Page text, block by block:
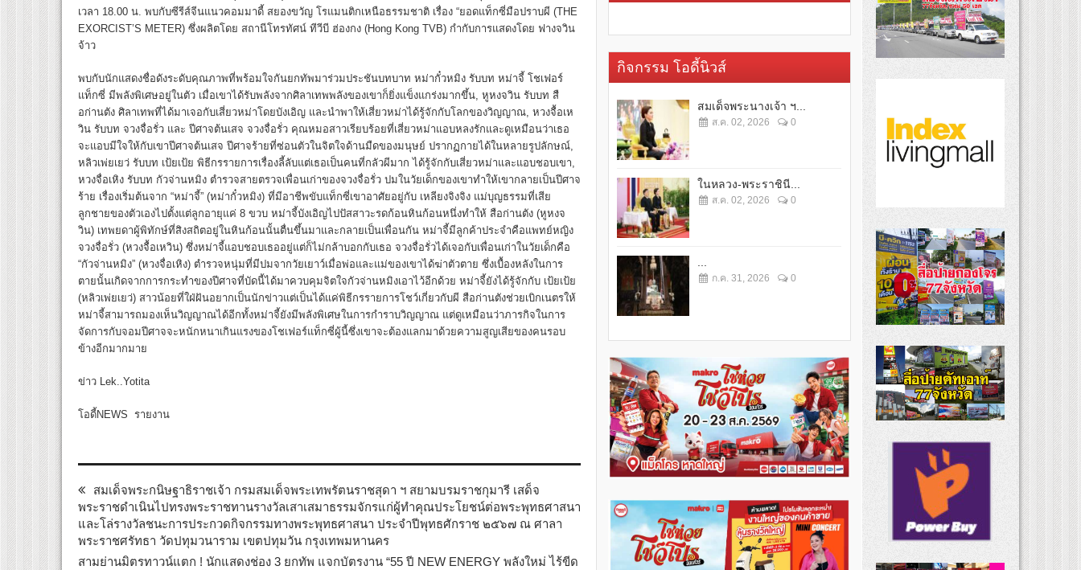
เวลา 18.00 น. พบกับซีรีส์จีนแนวคอมมาดี้ สยองขวัญ โรแมนติกเหนือธรรมชาติ เรื่อง “ยอดแท็กซี่มือปราบผี (THE
EXORCIST’S METER) ซึ่งผลิตโดย สถานีโทรทัศน์ ทีวีบี ฮ่องกง (Hong Kong TVB) กำกับการแสดงโดย ฟางจวิน
จ้าว
พบกับนักแสดงชื่อดังระดับคุณภาพที่พร้อมใจกันยกทัพมาร่วมประชันบทบาท หม่ากั๋วหมิง รับบท หม่าจี้ โชเฟอร์
แท็กซี่ มีพลังพิเศษอยู่ในตัว เมื่อเขาได้รับพลังจากศิลาเทพพลังของเขาก็ยิ่งแข็งแกร่งมากขึ้น, หูหงจวิน รับบท สื
อก่านตัง ศิลาเทพที่ได้มาเจอกับเสี่ยวหม่าโดยบังเอิญ และนำพาให้เสี่ยวหม่าได้รู้จักกับโลกของวิญญาณ, หวงจื้อเห
วิน รับบท จวงจื่อรั่ว และ ปีศาจต้นเสจ จวงจื่อรั่ว คุณหมอสาวเรียบร้อยที่เสี่ยวหม่าแอบหลงรักและดูเหมือนว่าเธอ
จะแอบมีใจให้กับเขาปีศาจต้นเสจ ปีศาจร้ายที่ซ่อนตัวในจิตใจด้านมืดของมนุษย์ ปรากฏกายได้ในหลายรูปลักษณ์,
หลิวเพ่ยเยว่ รับบท เป้ยเป้ย พิธีกรรายการเรื่องลี้ลับแต่เธอเป็นคนที่กลัวผีมาก ได้รู้จักกับเสี่ยวหม่าและแอบชอบเขา,
หวงจื่อเหิง รับบท กัวจ่านหมิง ตำรวจสายตรวจเพื่อนเก่าของจวงจื่อรั่ว ปมในวัยเด็กของเขาทำให้เขากลายเป็นปีศาจ
ร้าย เรื่องเริ่มต้นจาก “หม่าจี้” (หม่ากั๋วหมิง) ที่มีอาชีพขับแท็กซี่เขาอาศัยอยู่กับ เหลียงจิงจิง แม่บุญธรรมที่เสีย
ลูกชายของตัวเองไปตั้งแต่ลูกอายุแค่ 8 ขวบ หม่าจี้บังเอิญไปปัสสาวะรดก้อนหินก้อนหนึ่งทำให้ สือก่านตัง (หูหงจ
วิน) เทพยดาผู้พิทักษ์ที่สิงสถิตอยู่ในหินก้อนนั้นตื่นขึ้นมาและกลายเป็นเพื่อนกัน หม่าจี้มีลูกค้าประจำคือแพทย์หญิง
จวงจื่อรั่ว (หวงจื้อเหวิน) ซึ่งหม่าจี้แอบชอบเธออยู่แต่ก็ไม่กล้าบอกกับเธอ จวงจื่อรั่วได้เจอกับเพื่อนเก่าในวัยเด็กคือ
“กัวจ่านหมิง” (หวงจื่อเหิง) ตำรวจหนุ่มที่มีปมจากวัยเยาว์เมื่อพ่อและแม่ของเขาได้ฆ่าตัวตาย ซึ่งเบื้องหลังในการ
ตายนั้นเกิดจากการกระทำของปีศาจที่บัดนี้ได้มาควบคุมจิตใจกัวจ่านหมิงเอาไว้อีกด้วย หม่าจี้ยังได้รู้จักกับ เป้ยเป้ย
(หลิวเพ่ยเยว่) สาวน้อยที่ใฝ่ฝันอยากเป็นนักข่าวแต่เป็นได้แค่พิธีกรรายการโชว์เกี่ยวกับผี สือก่านตังช่วยเบิกเนตรให้
หม่าจี้สามารถมองเห็นวิญญาณได้อีกทั้งหม่าจี้ยังมีพลังพิเศษในการกำราบวิญญาณ แต่ดูเหมือนว่าภารกิจในการ
จัดการกับจอมปีศาจจะหนักหนาเกินแรงของโชเฟอร์แท็กซี่ผู้นี้ซึ่งเขาจะต้องแลกมาด้วยความสูญเสียของคนรอบ
ข้างอีกมากมาย
ข่าว Lek..Yotita
โอดี้NEWS รายงาน
สมเด็จพระกนิษฐาธิราชเจ้า กรมสมเด็จพระเทพรัตนราชสุดา ฯ สยามบรมราชกุมารี เสด็จ
พระราชดำเนินไปทรงพระราชทานรางวัลเสาเสมาธรรมจักรแก่ผู้ทำคุณประโยชน์ต่อพระพุทธศาสนา
และโล่รางวัลชนะการประกวดกิจกรรมทางพระพุทธศาสนา ประจำปีพุทธศักราช ๒๕๖๗ ณ ศาลา
พระราชศรัทธา วัดปทุมวนาราม เขตปทุมวัน กรุงเทพมหานคร
สามย่านมิตรทาวน์แตก ! นักแสดงช่อง 3 ยกทัพ แจกบัตรงาน “55 ปี NEW ENERGY พลังใหม่ ไร้ขีด
กิจกรรม โอดี้นิวส์
สมเด็จพระนางเจ้า ฯ...
ส.ค. 02, 2026 0
ในหลวง-พระราชินี...
ส.ค. 02, 2026 0
ก.ค. 31, 2026 0